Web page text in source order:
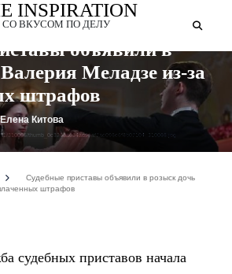
INSPIRATION
СО ВКУСОМ ПО ДЕЛУ
310066/thumb_0c3268a634ad95af7ad096e6f8b07104_310066.jpg
объявили в
Меладзе из-за
штрафов
Елена Китова
Судебные приставы объявили в розыск дочь
штрафов
судебных приставов начала